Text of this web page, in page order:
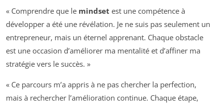
« Comprendre que le mindset est une compétence à
développer a été une révélation. Je ne suis pas seulement un
entrepreneur, mais un éternel apprenant. Chaque obstacle
est une occasion d’améliorer ma mentalité et d’affiner ma
stratégie vers le succès. »
« Ce parcours m’a appris à ne pas chercher la perfection,
mais à rechercher l’amélioration continue. Chaque étape,